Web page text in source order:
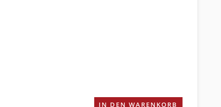
IN DEN WARENKORB